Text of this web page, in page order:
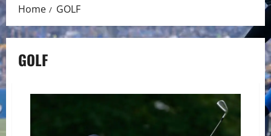
Home GOLF
GOLF